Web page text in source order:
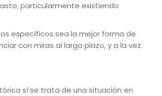
particularmente existiendo
específicos sea la mejor forma de
con miras al largo plazo, y a la vez
sí se trata de una situación en